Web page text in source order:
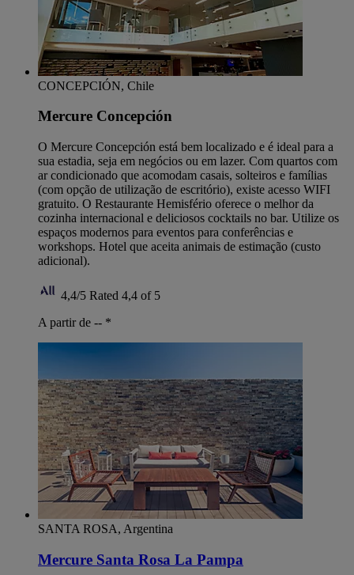
CONCEPCIÓN, Chile
Mercure Concepción
O Mercure Concepción está bem localizado e é ideal para a
sua estadia, seja em negócios ou em lazer. Com quartos com
ar condicionado que acomodam casais, solteiros e famílias
(com opção de utilização de escritório), existe acesso WIFI
gratuito. O Restaurante Hemisfério oferece o melhor da
cozinha internacional e deliciosos cocktails no bar. Utilize os
espaços modernos para eventos para conferências e
workshops. Hotel que aceita animais de estimação (custo
adicional).
4,4/5 Rated 4,4 of 5
A partir de -- *
SANTA ROSA, Argentina
Mercure Santa Rosa La Pampa